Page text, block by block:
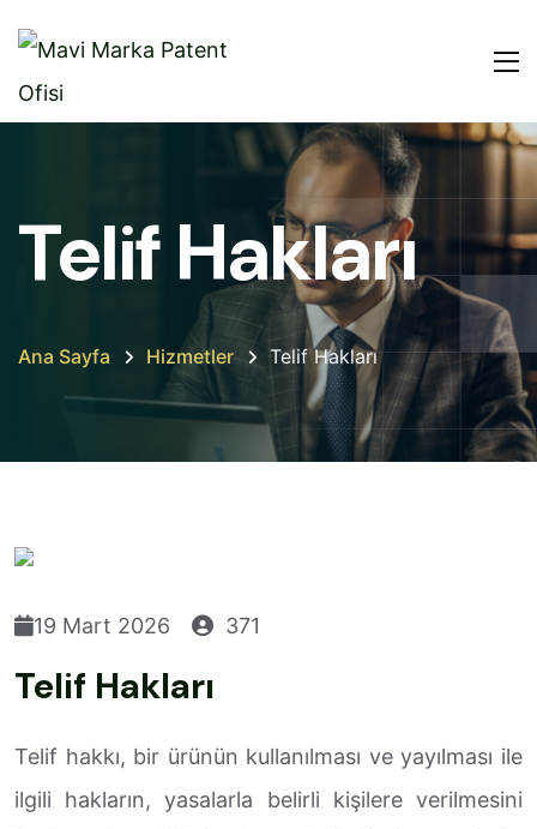
Telif Hakları
Ana Sayfa Hizmetler Telif Hakları
19 Mart 2026 371
Telif Hakları
Telif hakkı, bir ürünün kullanılması ve yayılması ile
ilgili hakların, yasalarla belirli kişilere verilmesini